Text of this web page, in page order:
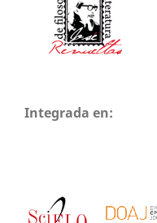
Integrada en: